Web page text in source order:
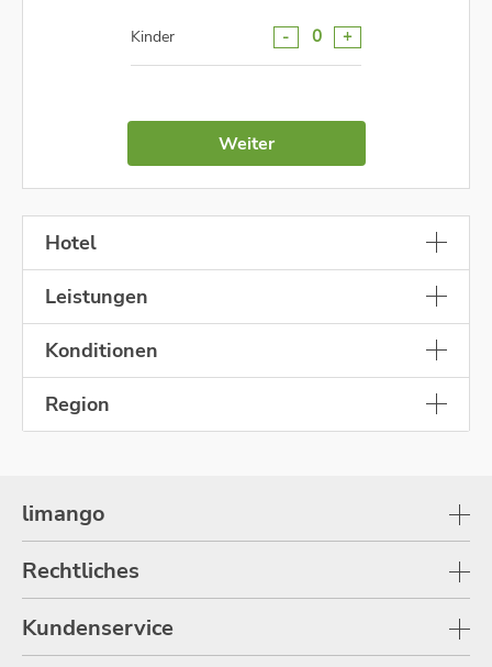
Kinder - 0 +
Weiter
Hotel
Leistungen
Konditionen
Region
limango
Rechtliches
Kundenservice